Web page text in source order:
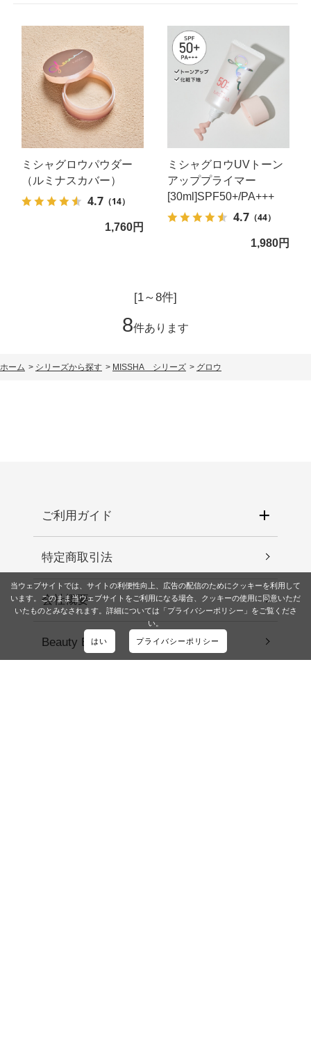
当ウェブサイトでは、サイトの利便性向上、広告の配信のためにクッキーを利用して
います。このまま当ウェブサイトをご利用になる場合、クッキーの使用に同意いただ
いたものとみなされます。詳細については「プライバシーポリシー」をご覧くださ
い。
はい プライバシーポリシー
ミシャグロウパウダー
（ルミナスカバー）
4.7 （14）
1,760円
ミシャグロウUVトーン
アッププライマー
[30ml]SPF50+/PA+++
4.7（44）
1,980円
[1～8件]
8件あります
ホーム > シリーズから探す > MISSHA シリーズ > グロウ
ご利用ガイド
特定商取引法
会社概要
Beauty Blog